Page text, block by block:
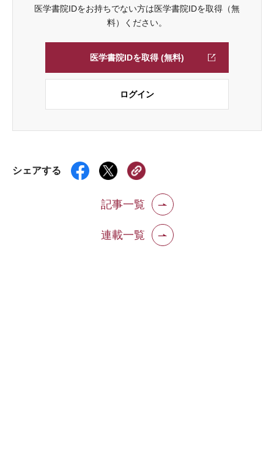
医学書院IDをお持ちでない方は医学書院IDを取得（無
料）ください。
医学書院IDを取得 (無料)
ログイン
シェアする
記事一覧
連載一覧